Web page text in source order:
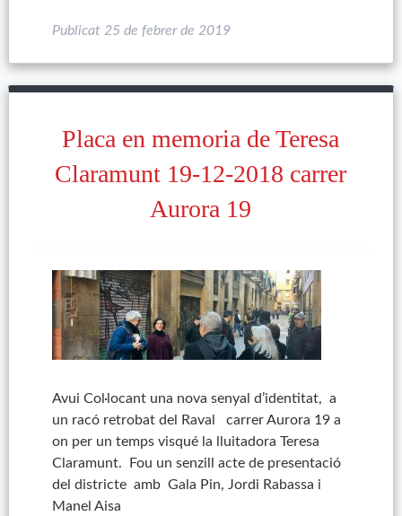
Publicat 25 de febrer de 2019
Placa en memoria de Teresa
Claramunt 19-12-2018 carrer
Aurora 19
Avui Col·locant una nova senyal d’identitat, a
un racó retrobat del Raval carrer Aurora 19 a
on per un temps visqué la lluitadora Teresa
Claramunt. Fou un senzill acte de presentació
del districte amb Gala Pin, Jordi Rabassa i
Manel Aisa